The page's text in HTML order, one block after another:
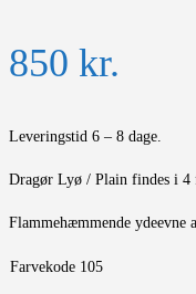
850 kr.
Leveringstid 6 – 8 dage.
Dragør Lyø / Plain findes i 4
Flammehæmmende ydeevne
Farvekode 105